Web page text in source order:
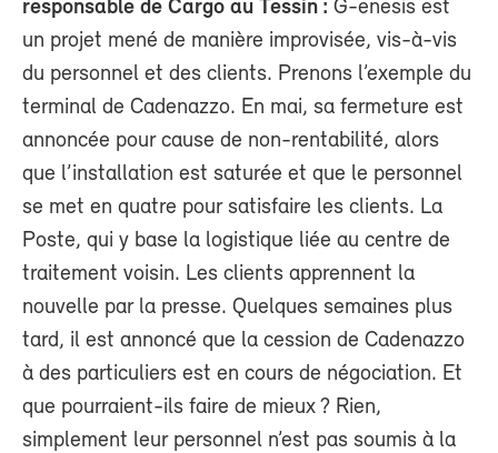
responsable de Cargo au Tessin : G-enesis est
un projet mené de manière improvisée, vis-à-vis
du personnel et des clients. Prenons l’exemple du
terminal de Cadenazzo. En mai, sa fermeture est
annoncée pour cause de non-rentabilité, alors
que l’installation est saturée et que le personnel
se met en quatre pour satisfaire les clients. La
Poste, qui y base la logistique liée au centre de
traitement voisin. Les clients apprennent la
nouvelle par la presse. Quelques semaines plus
tard, il est annoncé que la cession de Cadenazzo
à des particuliers est en cours de négociation. Et
que pourraient-ils faire de mieux ? Rien,
simplement leur personnel n’est pas soumis à la